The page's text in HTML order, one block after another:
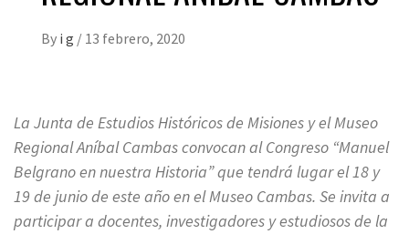
By i g / 13 febrero, 2020
La Junta de Estudios Históricos de Misiones y el Museo
Regional Aníbal Cambas convocan al Congreso “Manuel
Belgrano en nuestra Historia” que tendrá lugar el 18 y
19 de junio de este año en el Museo Cambas. Se invita a
participar a docentes, investigadores y estudiosos de la